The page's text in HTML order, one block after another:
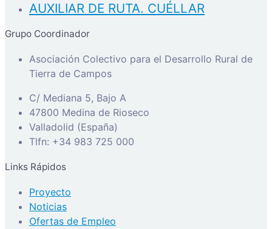
AUXILIAR DE RUTA. CUÉLLAR
Grupo Coordinador
Asociación Colectivo para el Desarrollo Rural de
Tierra de Campos
C/ Mediana 5, Bajo A
47800 Medina de Rioseco
Valladolid (España)
Tlfn: +34 983 725 000
Links Rápidos
Proyecto
Noticias
Ofertas de Empleo